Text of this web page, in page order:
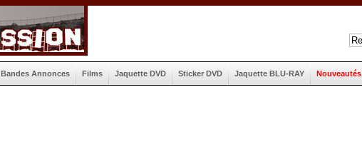
Bandes Annonces Films Jaquette DVD Sticker DVD Jaquette BLU-RAY Nouveautés